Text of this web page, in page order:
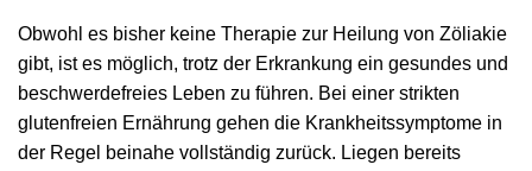
Obwohl es bisher keine Therapie zur Heilung von Zöliakie
gibt, ist es möglich, trotz der Erkrankung ein gesundes und
beschwerdefreies Leben zu führen. Bei einer strikten
glutenfreien Ernährung gehen die Krankheitssymptome in
der Regel beinahe vollständig zurück. Liegen bereits